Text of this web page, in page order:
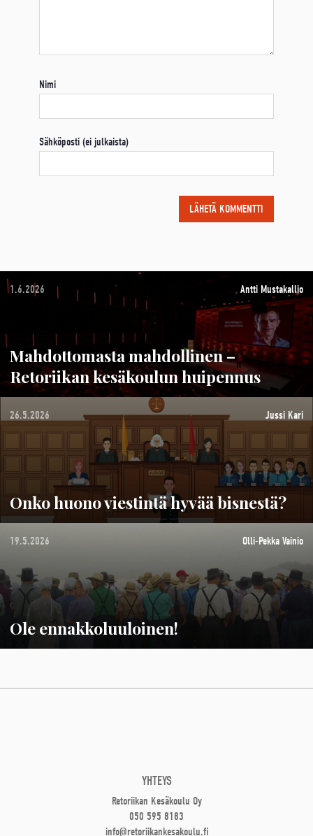
Nimi
Sähköposti (ei julkaista)
1.6.2026 Antti Mustakallio
Mahdottomasta mahdollinen –
Retoriikan kesäkoulun huipennus
26.5.2026 Jussi Kari
Onko huono viestintä hyvää bisnestä?
19.5.2026 Olli-Pekka Vainio
Ole ennakkoluuloinen!
YHTEYS
Retoriikan Kesäkoulu Oy
050 595 8183
info@retoriikankesakoulu.fi